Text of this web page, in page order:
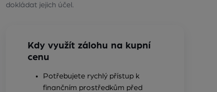
dokládat jejich účel.
Kdy využít zálohu na kupní
cenu
Potřebujete rychlý přístup k
finančním prostředkům před